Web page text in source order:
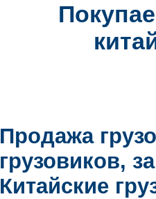
Продажа
грузовиков,
Китайские